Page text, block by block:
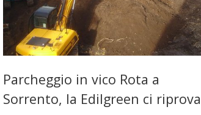
Parcheggio in vico Rota a
Sorrento, la Edilgreen ci riprova